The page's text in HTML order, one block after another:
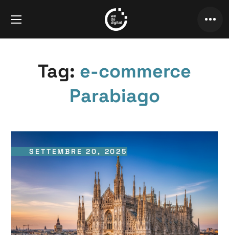
Tag: e-commerce
Parabiago
SETTEMBRE 20, 2025